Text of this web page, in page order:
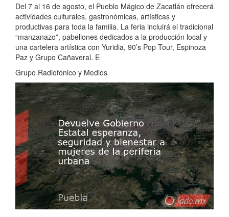
Del 7 al 16 de agosto, el Pueblo Mágico de Zacatlán ofrecerá
actividades culturales, gastronómicas, artísticas y
productivas para toda la familia. La feria incluirá el tradicional
“manzanazo”, pabellones dedicados a la producción local y
una cartelera artística con Yuridia, 90’s Pop Tour, Espinoza
Paz y Grupo Cañaveral. E
Grupo Radiofónico y Medios